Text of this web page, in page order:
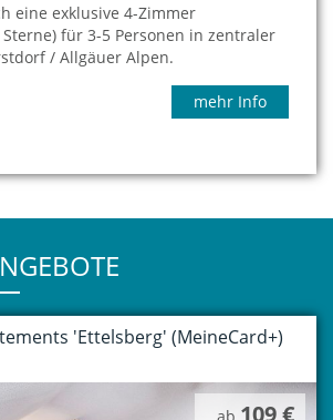
eine exklusive 4-Zimmer
für 3-5 Personen in zentraler
/ Allgäuer Alpen.
mehr Info
'Ettelsberg' (MeineCard+)
ab 109 €